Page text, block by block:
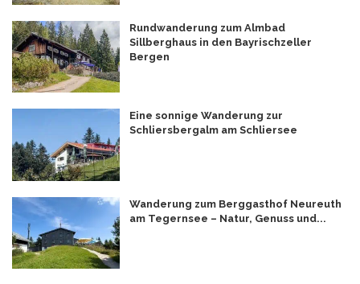
Rundwanderung zum Almbad
Sillberghaus in den Bayrischzeller
Bergen
Eine sonnige Wanderung zur
Schliersbergalm am Schliersee
Wanderung zum Berggasthof Neureuth
am Tegernsee – Natur, Genuss und...